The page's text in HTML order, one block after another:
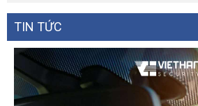
TIN TỨC